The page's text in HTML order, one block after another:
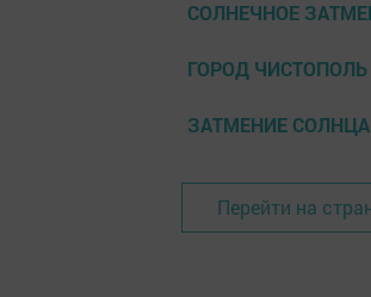
СОЛНЕЧНОЕ
ГОРОД ЧИСТОПОЛЬ
ЗАТМЕНИЕ
Перейти на